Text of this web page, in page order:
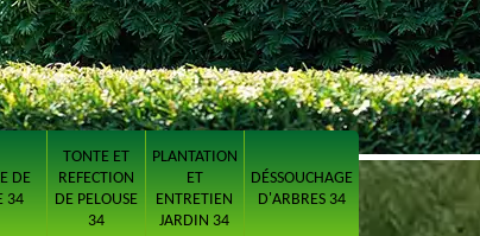
DE
34
TONTE ET
REFECTION
DE PELOUSE
34
PLANTATION
ET
ENTRETIEN
JARDIN 34
DÉSSOUCHAGE
D'ARBRES 34